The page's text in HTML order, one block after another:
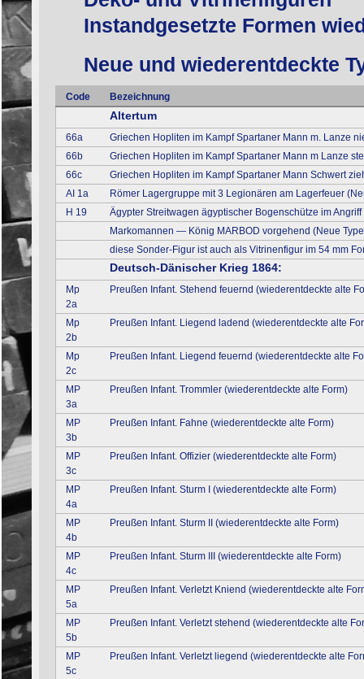
Instandgesetzte Formen
Neue und wiederentdeckte
Code Bezeichnung
Altertum
66a
Griechen Hopliten im Kampf Spartaner Mann m. Lanze
66b
Griechen Hopliten im Kampf Spartaner Mann m Lanze
66c
Griechen Hopliten im Kampf Spartaner Mann Schwert
AI 1a
Römer Lagergruppe mit 3 Legionären am Lagerfeuer
H 19
Ägypter Streitwagen ägyptischer Bogenschütze im
Markomannen — König MARBOD vorgehend (Neue
diese Sonder-Figur ist auch als Vitrinenfigur im 54 mm
Deutsch-Dänischer Krieg 1864:
Mp
2a
Preußen Infant. Stehend feuernd (wiederentdeckte alte
Mp
2b
Preußen Infant. Liegend ladend (wiederentdeckte alte
Mp
2c
Preußen Infant. Liegend feuernd (wiederentdeckte alte
MP
3a
Preußen Infant. Trommler (wiederentdeckte alte Form)
MP
3b
Preußen Infant. Fahne (wiederentdeckte alte Form)
MP
3c
Preußen Infant. Offizier (wiederentdeckte alte Form)
MP
4a
Preußen Infant. Sturm I (wiederentdeckte alte Form)
MP
4b
Preußen Infant. Sturm II (wiederentdeckte alte Form)
MP
4c
Preußen Infant. Sturm III (wiederentdeckte alte Form)
MP
5a
Preußen Infant. Verletzt Kniend (wiederentdeckte alte
MP
5b
Preußen Infant. Verletzt stehend (wiederentdeckte alte
MP
5c
Preußen Infant. Verletzt liegend (wiederentdeckte alte